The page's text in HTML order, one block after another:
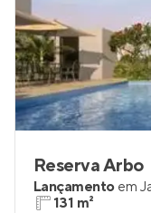
Reserva Arbo
Lançamento em
131 m²